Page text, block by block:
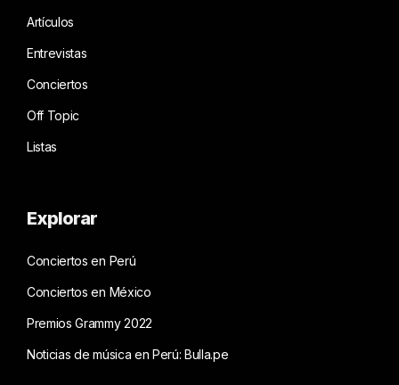
Artículos
Entrevistas
Conciertos
Off Topic
Listas
Explorar
Conciertos en Perú
Conciertos en México
Premios Grammy 2022
Noticias de música en Perú: Bulla.pe